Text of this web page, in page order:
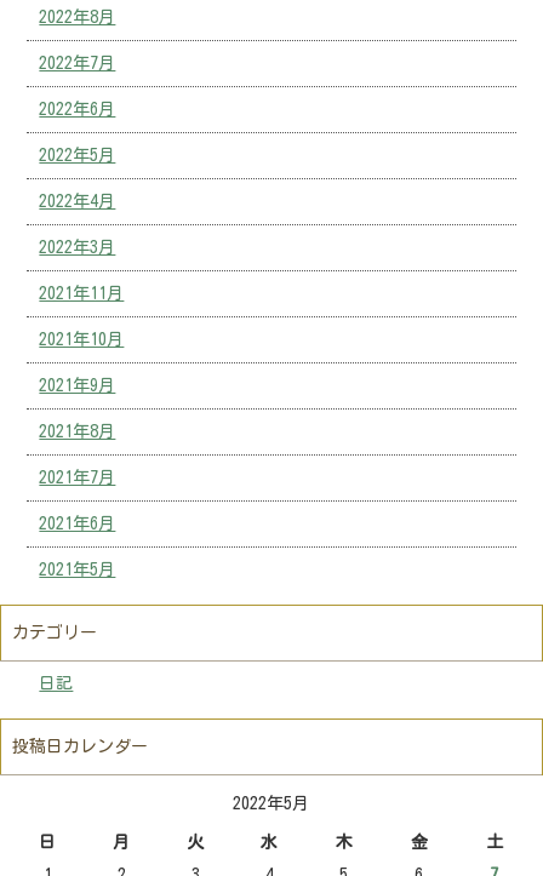
2022年8月
2022年7月
2022年6月
2022年5月
2022年4月
2022年3月
2021年11月
2021年10月
2021年9月
2021年8月
2021年7月
2021年6月
2021年5月
カテゴリー
日記
投稿日カレンダー
2022年5月
日 月 火 水 木 金
土